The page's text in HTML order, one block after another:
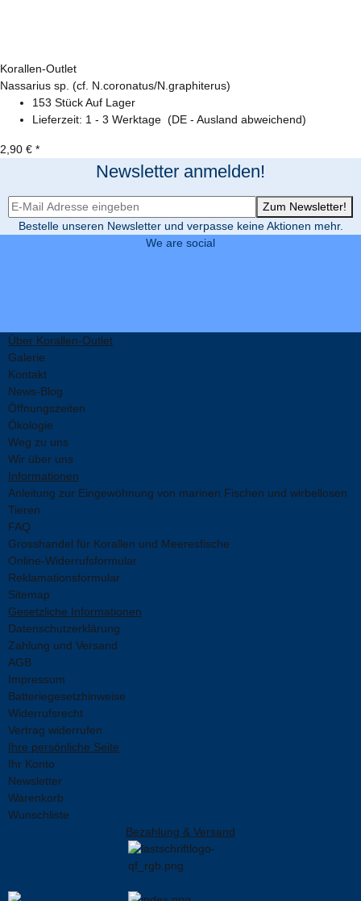
Korallen-Outlet
Nassarius sp. (cf. N.coronatus/N.graphiterus)
153 Stück Auf Lager
Lieferzeit: 1 - 3 Werktage (DE - Ausland abweichend)
2,90 € *
Newsletter anmelden!
Newsletter-Registrierung
Zum Newsletter!
Bestelle unseren Newsletter und verpasse keine Aktionen mehr.
We are social
Über Korallen-Outlet
Galerie
Kontakt
News-Blog
Öffnungszeiten
Ökologie
Weg zu uns
Wir über uns
Informationen
Anleitung zur Eingewöhnung von marinen Fischen und wirbellosen
Tieren
FAQ
Grosshandel für Korallen und Meeresfische
Online-Widerrufsformular
Reklamationsformular
Sitemap
Gesetzliche Informationen
Datenschutzerklärung
Zahlung und Versand
AGB
Impressum
Batteriegesetzhinweise
Widerrufsrecht
Vertrag widerrufen
Ihre persönliche Seite
Ihr Konto
Newsletter
Warenkorb
Wunschliste
Bezahlung & Versand